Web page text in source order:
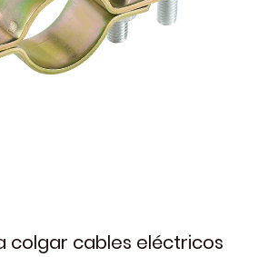
colgar cables eléctricos